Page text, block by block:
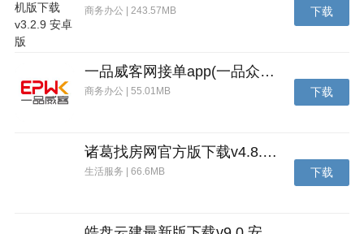
商务办公 | 243.57MB 下载
一品威客网接单app(一品众包)下载v2.7.1 安卓最新版
商务办公 | 55.01MB 下载
诸葛找房网官方版下载v4.8.1.1 安卓最新版
生活服务 | 66.6MB 下载